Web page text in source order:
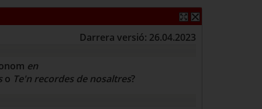
Darrera versió: 26.04.2023
en
o Te'n recordes de nosaltres?